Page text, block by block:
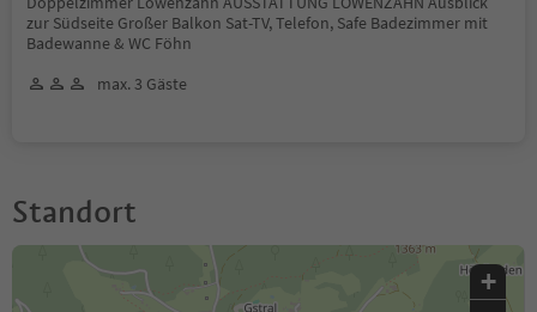
zur Südseite Großer Balkon Sat-TV, Telefon, Safe Badezimmer mit
Badewanne & WC Föhn
max. 3 Gäste
Standort
+